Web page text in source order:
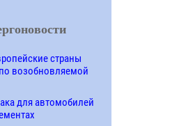
страны
возобновляемой
для автомобилей